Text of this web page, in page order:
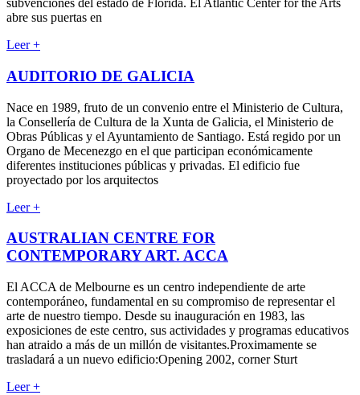
subvenciones del estado de Florida. El Atlantic Center for the Arts
abre sus puertas en
Leer +
AUDITORIO DE GALICIA
Nace en 1989, fruto de un convenio entre el Ministerio de Cultura,
la Consellería de Cultura de la Xunta de Galicia, el Ministerio de
Obras Públicas y el Ayuntamiento de Santiago. Está regido por un
Organo de Mecenezgo en el que participan económicamente
diferentes instituciones públicas y privadas. El edificio fue
proyectado por los arquitectos
Leer +
AUSTRALIAN CENTRE FOR
CONTEMPORARY ART. ACCA
El ACCA de Melbourne es un centro independiente de arte
contemporáneo, fundamental en su compromiso de representar el
arte de nuestro tiempo. Desde su inauguración en 1983, las
exposiciones de este centro, sus actividades y programas educativos
han atraido a más de un millón de visitantes.Proximamente se
trasladará a un nuevo edificio:Opening 2002, corner Sturt
Leer +